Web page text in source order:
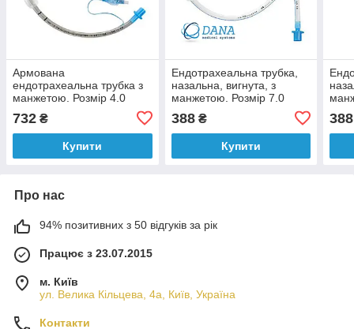
Армована
ендотрахеальна трубка з
манжетою. Розмір 4.0
732 ₴
Купити
Ендотрахеальна трубка,
назальна, вигнута, з
манжетою. Розмір 7.0
388₴
Купити
388
Про нас
94% позитивних з 50 відгуків за рік
Працює з 23.07.2015
м. Київ
ул. Велика Кільцева, 4а, Київ, Україна
Контакти